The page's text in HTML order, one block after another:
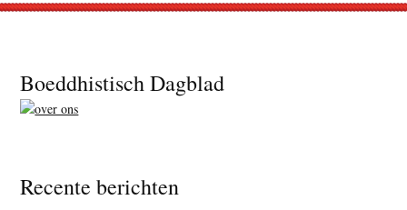
Footer
Boeddhistisch Dagblad
Recente berichten